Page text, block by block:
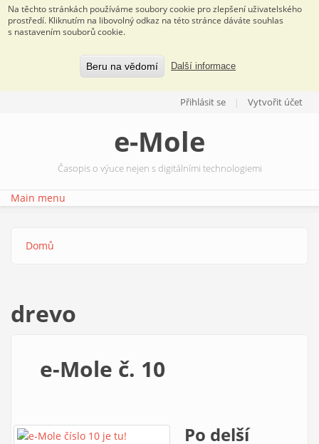
Na těchto stránkách používáme soubory cookie pro zlepšení uživatelského
prostředí. Kliknutím na libovolný odkaz na této stránce dáváte souhlas
s nastavením souborů cookie.
Beru na vědomí Další informace
Přihlásit se Vytvořit účet
e-Mole
Časopis o výuce nejen s digitálními technologiemi
Main menu
Jste zde
Domů
drevo
e-Mole č. 10
Po delší